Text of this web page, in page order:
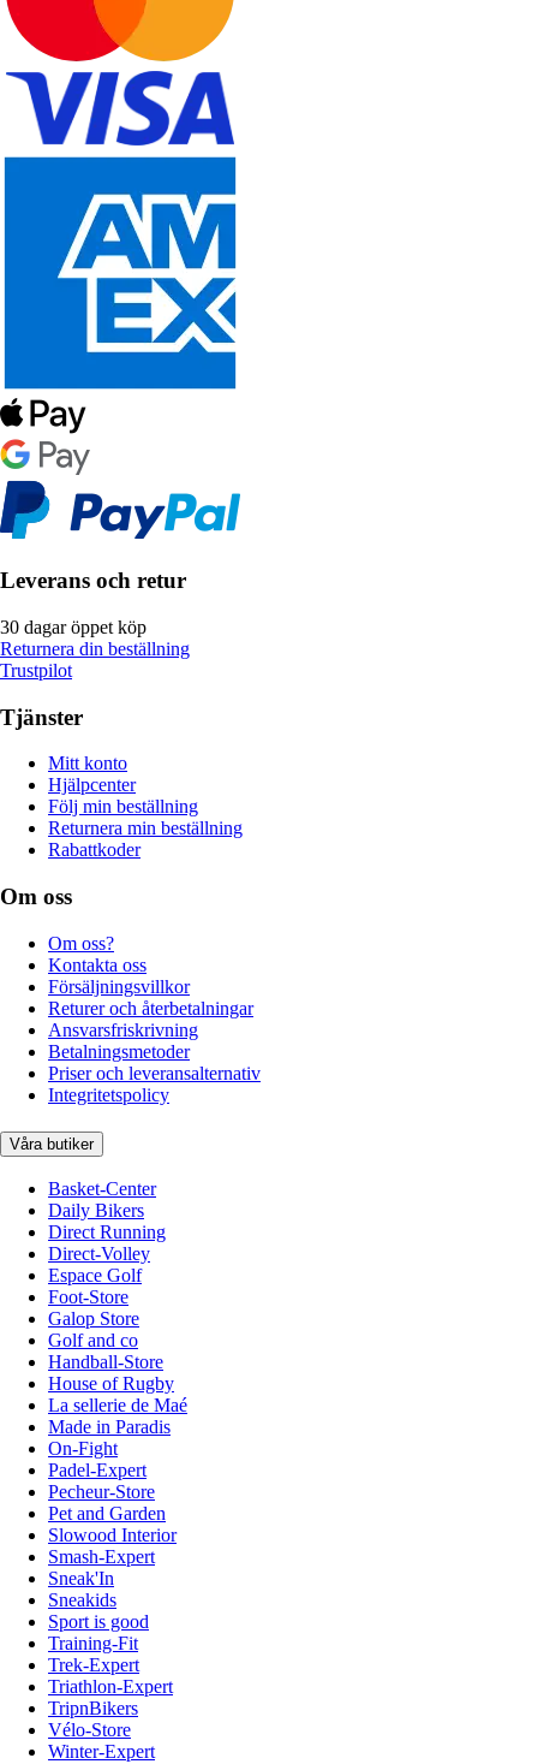
Leverans och retur
30 dagar öppet köp
Returnera din beställning
Trustpilot
Tjänster
Mitt konto
Hjälpcenter
Följ min beställning
Returnera min beställning
Rabattkoder
Om oss
Om oss?
Kontakta oss
Försäljningsvillkor
Returer och återbetalningar
Ansvarsfriskrivning
Betalningsmetoder
Priser och leveransalternativ
Integritetspolicy
Våra butiker
Basket-Center
Daily Bikers
Direct Running
Direct-Volley
Espace Golf
Foot-Store
Galop Store
Golf and co
Handball-Store
House of Rugby
La sellerie de Maé
Made in Paradis
On-Fight
Padel-Expert
Pecheur-Store
Pet and Garden
Slowood Interior
Smash-Expert
Sneak'In
Sneakids
Sport is good
Training-Fit
Trek-Expert
Triathlon-Expert
TripnBikers
Vélo-Store
Winter-Expert